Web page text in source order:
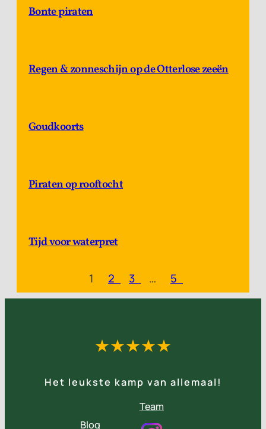
Bonte piraten
Regen & zonneschijn op de Otterlose zeeën
Goudkoorts
Piraten op rooftocht
Tijd voor waterpret
1 2 3 … 5
★★★★★
Het leukste kamp van allemaal!
Blog
Team